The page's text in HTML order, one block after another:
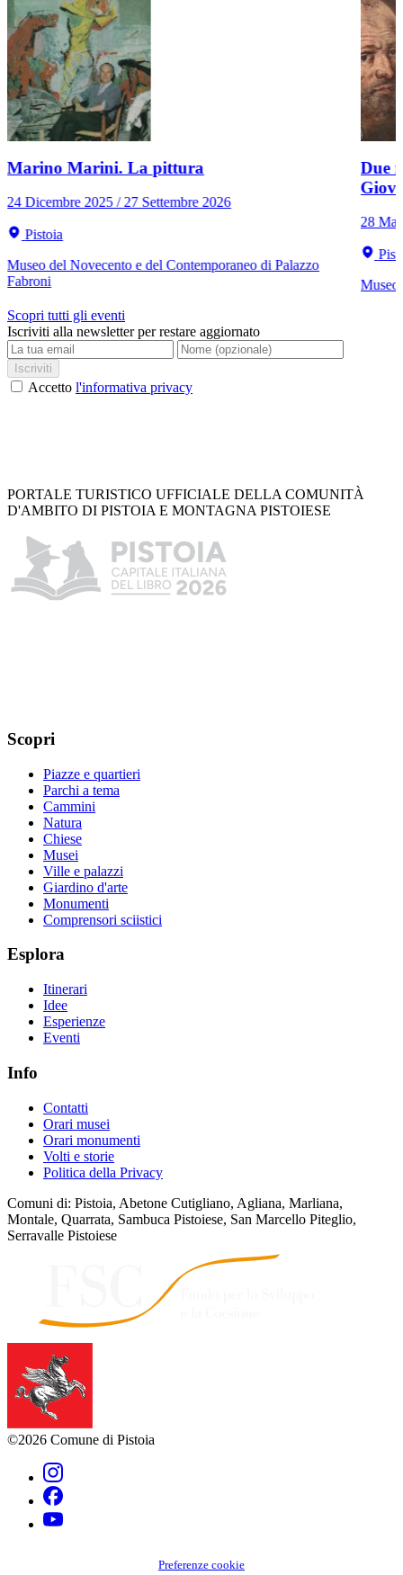
Marino Marini. La pittura
24 Dicembre 2025 / 27 Settembre 2026
Pistoia
Museo del Novecento e del Contemporaneo di Palazzo
Fabroni
Due
28
Museo
Scopri tutti gli eventi
Iscriviti alla newsletter per restare aggiornato
Iscriviti
Accetto l'informativa privacy
PORTALE TURISTICO UFFICIALE DELLA COMUNITÀ
D'AMBITO DI PISTOIA E MONTAGNA PISTOIESE
Scopri
Piazze e quartieri
Parchi a tema
Cammini
Natura
Chiese
Musei
Ville e palazzi
Giardino d'arte
Monumenti
Comprensori sciistici
Esplora
Itinerari
Idee
Esperienze
Eventi
Info
Contatti
Orari musei
Orari monumenti
Volti e storie
Politica della Privacy
Comuni di: Pistoia, Abetone Cutigliano, Agliana, Marliana,
Montale, Quarrata, Sambuca Pistoiese, San Marcello Piteglio,
Serravalle Pistoiese
©2026 Comune di Pistoia
Preferenze cookie